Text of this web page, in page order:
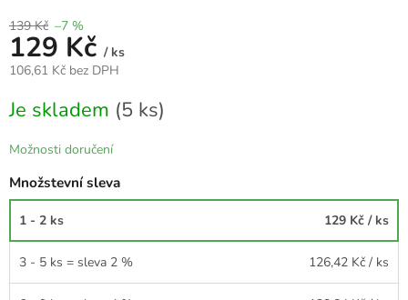
139 Kč –7 %
129 Kč / ks
106,61 Kč bez DPH
cena:
Je skladem (5 ks)
Možnosti doručení
Množstevní sleva
1 - 2 ks 129 Kč / ks
3 - 5 ks = sleva 2 % 126,42 Kč / ks